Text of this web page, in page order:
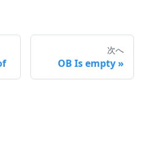
次へ
OB Is empty